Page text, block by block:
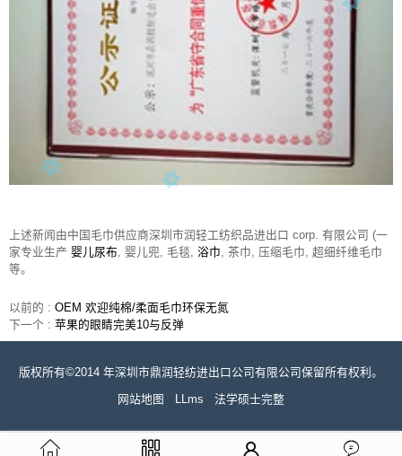
上述新闻由中国毛巾供应商深圳市润轻工纺织品进出口 corp. 有限公司 (一
家专业生产 婴儿尿布, 婴儿兜, 毛毯, 浴巾, 茶巾, 压缩毛巾, 超细纤维毛巾
等。
以前的 : OEM 欢迎纯棉/柔面毛巾环保无氮
下一个 : 苹果的眼睛完美10与反弹
版权所有©2014 年深圳市鼎润轻纺进出口公司有限公司保留所有权利。
网站地图
LLms 法学硕士完整